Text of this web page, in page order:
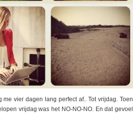
vier dagen lang perfect af.. Tot vrijdag. Toen
vrijdag was het NO-NO-NO. En dat gevoel